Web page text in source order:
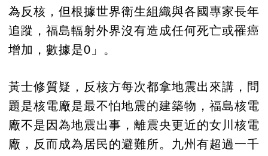
為反核，但根據世界衛生組織與各國專家長年
追蹤，福島輻射外界沒有造成任何死亡或罹癌
增加，數據是0」。
黃士修質疑，反核方每次都拿地震出來講，問
題是核電廠是最不怕地震的建築物，福島核電
廠不是因為地震出事，離震央更近的女川核電
廠，反而成為居民的避難所。九州有超過一千